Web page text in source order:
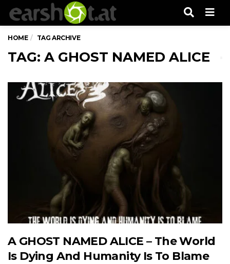
HOME TAG ARCHIVE
TAG: A GHOST NAMED ALICE
A GHOST NAMED ALICE – The World
Is Dying And Humanity Is To Blame